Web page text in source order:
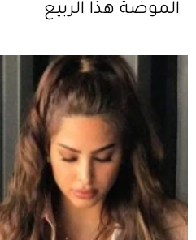
الموضة هذا الربيع